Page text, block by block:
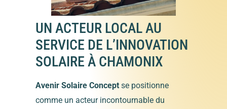
UN ACTEUR LOCAL AU
SERVICE DE L’INNOVATION
SOLAIRE À CHAMONIX
Avenir Solaire Concept se positionne
comme un acteur incontournable du